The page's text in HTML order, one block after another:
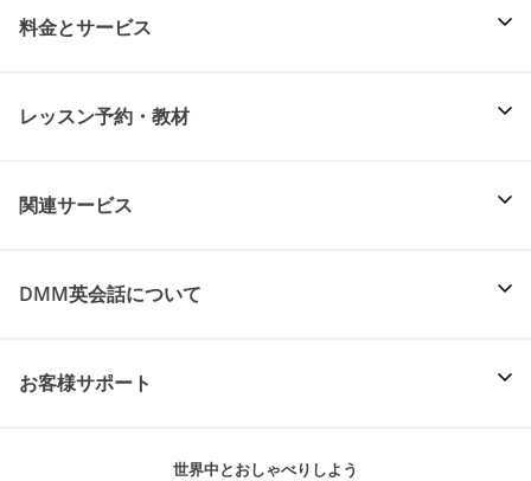
料金とサービス
レッスン予約・教材
関連サービス
DMM英会話について
お客様サポート
世界中とおしゃべりしよう